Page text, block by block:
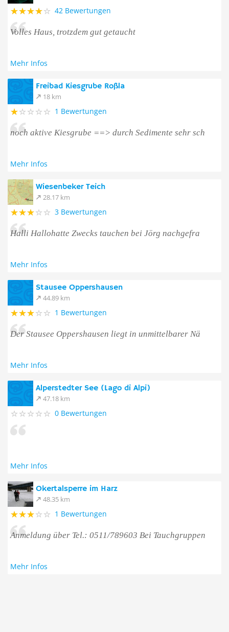
42 Bewertungen
Volles Haus, trotzdem gut getaucht
Mehr Infos
Freibad Kiesgrube Roßla
18 km
1 Bewertungen
noch aktive Kiesgrube ==> durch Sedimente sehr sch
Mehr Infos
Wiesenbeker Teich
28.17 km
3 Bewertungen
Halli Hallohatte Zwecks tauchen bei Jörg nachgefra
Mehr Infos
Stausee Oppershausen
44.89 km
1 Bewertungen
Der Stausee Oppershausen liegt in unmittelbarer Nä
Mehr Infos
Alperstedter See (Lago di Alpi)
47.18 km
0 Bewertungen
Mehr Infos
Okertalsperre im Harz
48.35 km
1 Bewertungen
Anmeldung über Tel.: 0511/789603 Bei Tauchgruppen
Mehr Infos